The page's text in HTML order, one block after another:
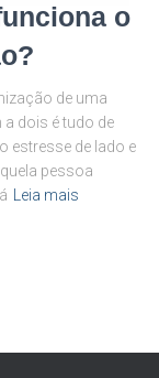
o
de uma
dois é tudo de
estresse de lado e
pessoa
Leia mais